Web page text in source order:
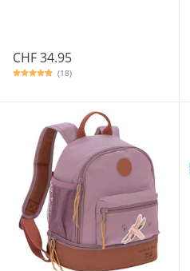
CHF 34.95
(18)